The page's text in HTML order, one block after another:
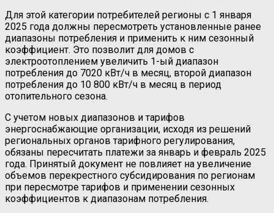
Для этой категории потребителей регионы с 1 января
2025 года должны пересмотреть установленные ранее
диапазоны потребления и применить к ним сезонный
коэффициент. Это позволит для домов с
электроотоплением увеличить 1-ый диапазон
потребления до 7020 кВт/ч в месяц, второй диапазон
потребления до 10 800 кВт/ч в месяц в период
отопительного сезона.
С учетом новых диапазонов и тарифов
энергоснабжающие организации, исходя из решений
региональных органов тарифного регулирования,
обязаны пересчитать платежи за январь и февраль 2025
года. Принятый документ не повлияет на увеличение
объемов перекрестного субсидирования по регионам
при пересмотре тарифов и применении сезонных
коэффициентов к диапазонам потребления.